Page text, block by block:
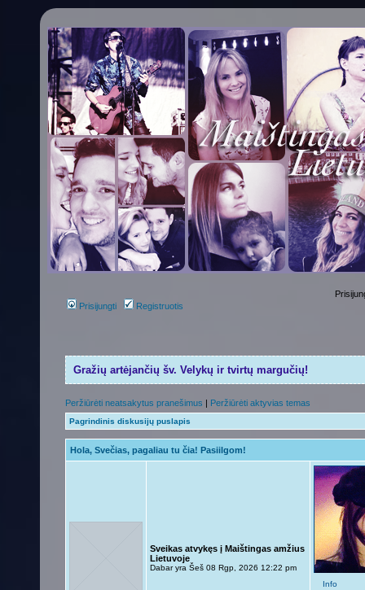
Prisijungti Registruotis
Gražių artėjančių šv. Velykų ir tvirtų margučių!
Peržiūrėti neatsakytus pranešimus | Peržiūrėti aktyvias temas
Pagrindinis diskusijų puslapis
Hola, Svečias, pagaliau tu čia! Pasiilgom!
Sveikas atvykęs į Maištingas amžius
Lietuvoje
Dabar yra Šeš 08 Rgp, 2026 12:22 pm
Info